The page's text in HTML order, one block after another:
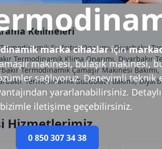
marka cihazlariçin
makinesi, bulaşık makinesi,
sağlıyoruz. Deneyimli
yararlanabilirsiniz.
iletişime geçebilirsiniz.
0 850 307 34 38
Kelimeleri
Su Isıtıcı Onarımı, Diyarbakır
Termodinamik Klima Onarımı, Diyarbakır
Termodinamik Çamaşır Makinesi
Termodinamik Buzdolabı Bakımı,
Hizmetlerimiz